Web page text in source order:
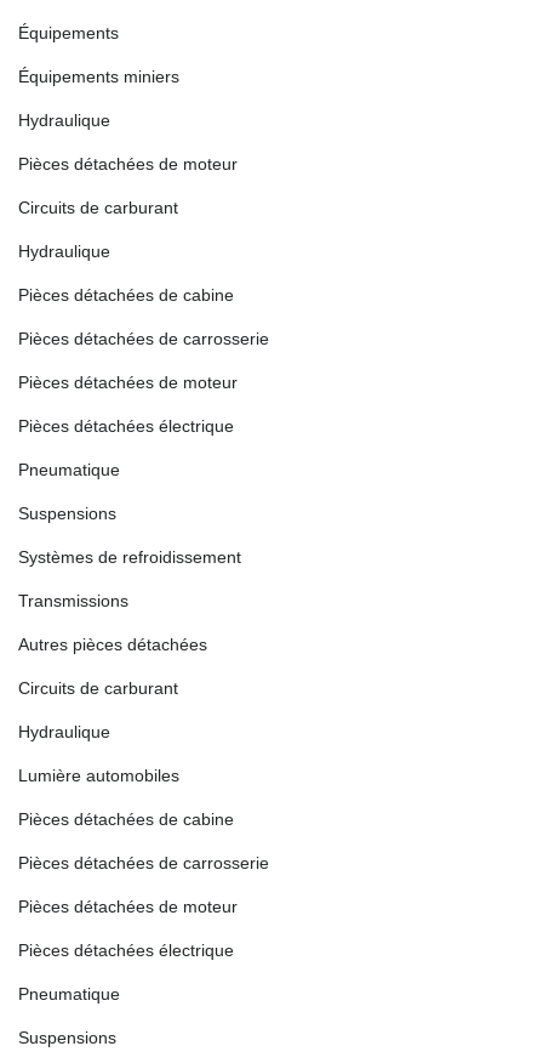
Équipements
Équipements miniers
Hydraulique
Pièces détachées de moteur
Circuits de carburant
Hydraulique
Pièces détachées de cabine
Pièces détachées de carrosserie
Pièces détachées de moteur
Pièces détachées électrique
Pneumatique
Suspensions
Systèmes de refroidissement
Transmissions
Autres pièces détachées
Circuits de carburant
Hydraulique
Lumière automobiles
Pièces détachées de cabine
Pièces détachées de carrosserie
Pièces détachées de moteur
Pièces détachées électrique
Pneumatique
Suspensions